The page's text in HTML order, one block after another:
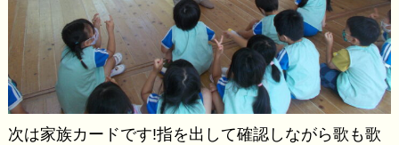
次は家族カードです!指を出して確認しながら歌も歌